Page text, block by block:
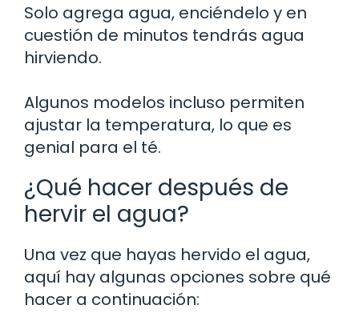
Solo agrega agua, enciéndelo y en
cuestión de minutos tendrás agua
hirviendo.
Algunos modelos incluso permiten
ajustar la temperatura, lo que es
genial para el té.
¿Qué hacer después de
hervir el agua?
Una vez que hayas hervido el agua,
aquí hay algunas opciones sobre qué
hacer a continuación: